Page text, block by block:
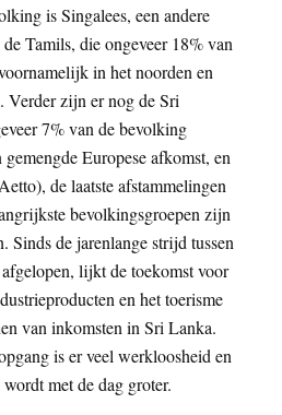
is Singalees, een andere
Tamils, die ongeveer 18% van
in het noorden en
Verder zijn er nog de Sri
7% van de bevolking
Europese afkomst, en
de laatste afstammelingen
bevolkingsgroepen zijn
Sinds de jarenlange strijd tussen
lijkt de toekomst voor
en het toerisme
van inkomsten in Sri Lanka.
is er veel werkloosheid en
met de dag groter.